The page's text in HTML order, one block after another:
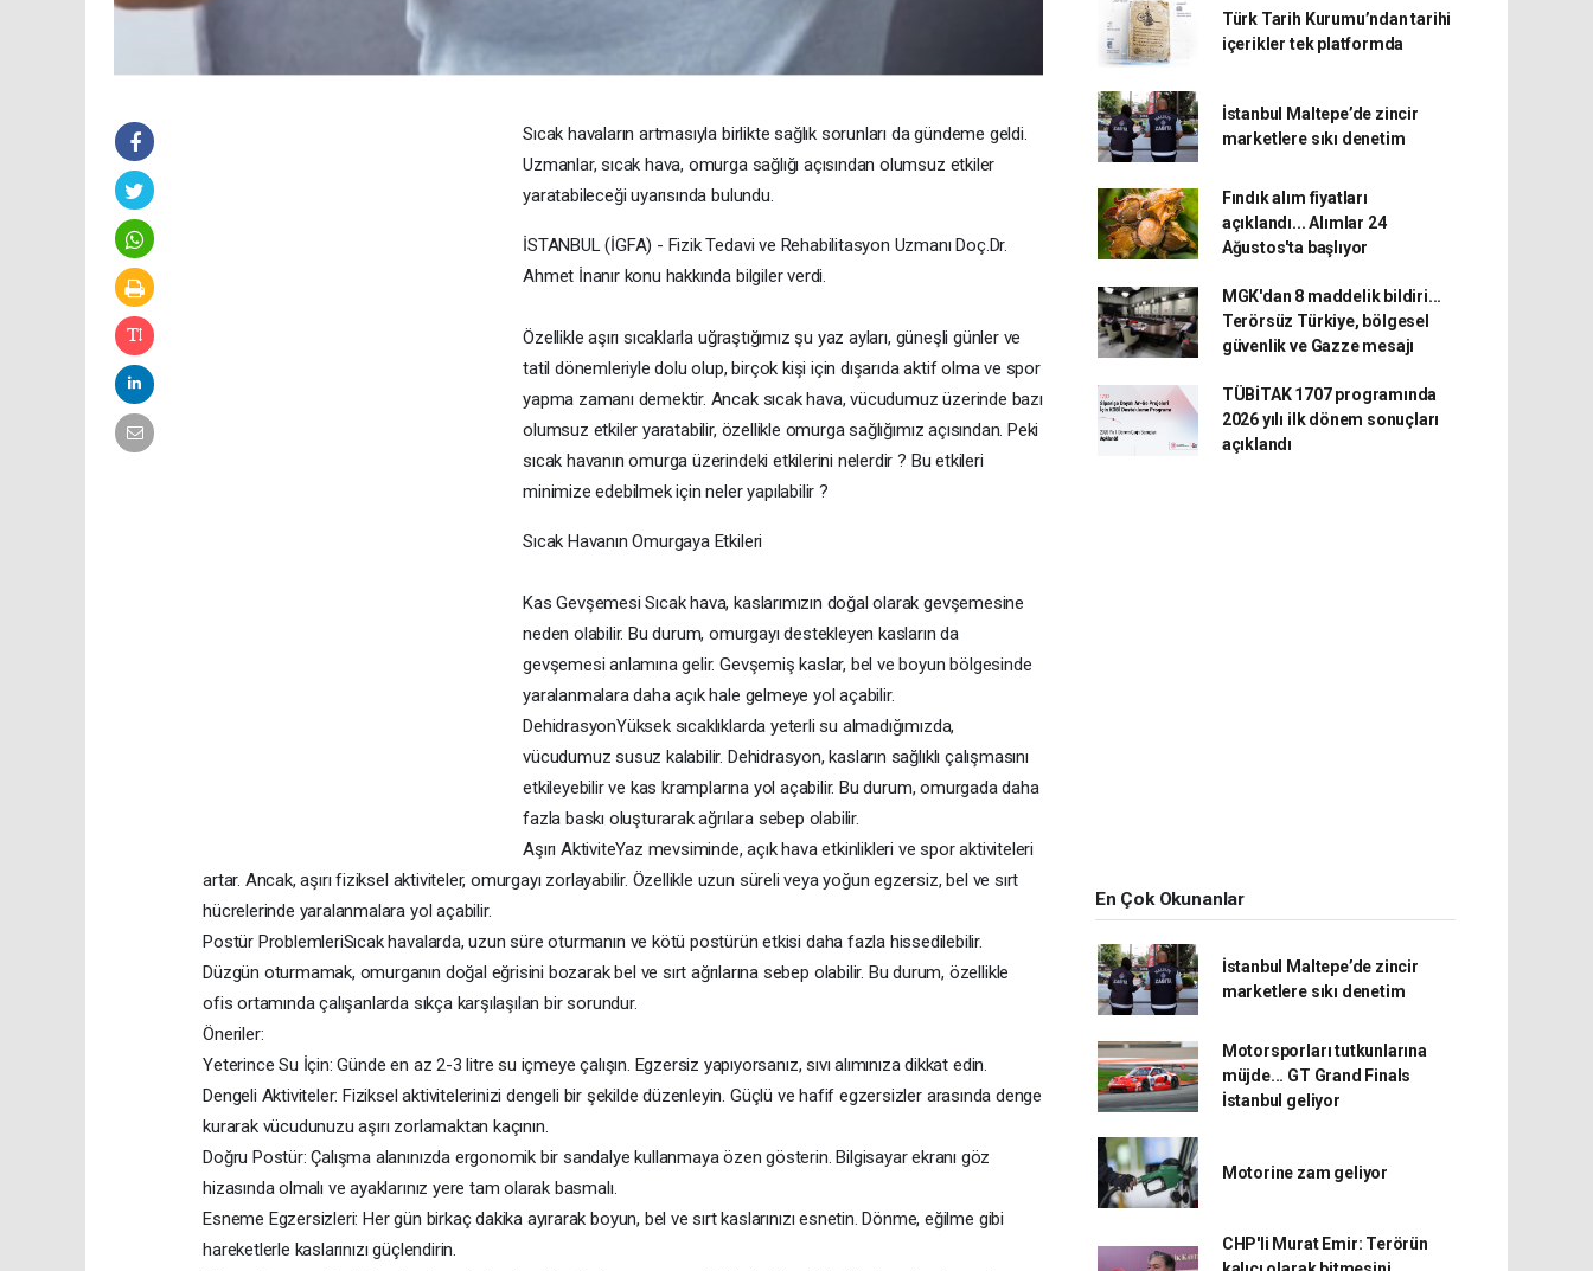
Sıcak havaların artmasıyla birlikte sağlık sorunları da gündeme geldi.
Uzmanlar, sıcak hava, omurga sağlığı açısından olumsuz etkiler
yaratabileceği uyarısında bulundu.
İSTANBUL (İGFA) - Fizik Tedavi ve Rehabilitasyon Uzmanı Doç.Dr.
Ahmet İnanır konu hakkında bilgiler verdi.
Özellikle aşırı sıcaklarla uğraştığımız şu yaz ayları, güneşli günler ve
tatil dönemleriyle dolu olup, birçok kişi için dışarıda aktif olma ve spor
yapma zamanı demektir. Ancak sıcak hava, vücudumuz üzerinde bazı
olumsuz etkiler yaratabilir, özellikle omurga sağlığımız açısından. Peki
sıcak havanın omurga üzerindeki etkilerini nelerdir ? Bu etkileri
minimize edebilmek için neler yapılabilir ?
Sıcak Havanın Omurgaya Etkileri
Kas Gevşemesi Sıcak hava, kaslarımızın doğal olarak gevşemesine
neden olabilir. Bu durum, omurgayı destekleyen kasların da
gevşemesi anlamına gelir. Gevşemiş kaslar, bel ve boyun bölgesinde
yaralanmalara daha açık hale gelmeye yol açabilir.
DehidrasyonYüksek sıcaklıklarda yeterli su almadığımızda,
vücudumuz susuz kalabilir. Dehidrasyon, kasların sağlıklı çalışmasını
etkileyebilir ve kas kramplarına yol açabilir. Bu durum, omurgada daha
fazla baskı oluşturarak ağrılara sebep olabilir.
Aşırı AktiviteYaz mevsiminde, açık hava etkinlikleri ve spor aktiviteleri
artar. Ancak, aşırı fiziksel aktiviteler, omurgayı zorlayabilir. Özellikle uzun süreli veya yoğun egzersiz, bel ve sırt
hücrelerinde yaralanmalara yol açabilir.
Postür ProblemleriSıcak havalarda, uzun süre oturmanın ve kötü postürün etkisi daha fazla hissedilebilir.
Düzgün oturmamak, omurganın doğal eğrisini bozarak bel ve sırt ağrılarına sebep olabilir. Bu durum, özellikle
ofis ortamında çalışanlarda sıkça karşılaşılan bir sorundur.
Öneriler:
Yeterince Su İçin: Günde en az 2-3 litre su içmeye çalışın. Egzersiz yapıyorsanız, sıvı alımınıza dikkat edin.
Dengeli Aktiviteler: Fiziksel aktivitelerinizi dengeli bir şekilde düzenleyin. Güçlü ve hafif egzersizler arasında denge
kurarak vücudunuzu aşırı zorlamaktan kaçının.
Doğru Postür: Çalışma alanınızda ergonomik bir sandalye kullanmaya özen gösterin. Bilgisayar ekranı göz
hizasında olmalı ve ayaklarınız yere tam olarak basmalı.
Esneme Egzersizleri: Her gün birkaç dakika ayırarak boyun, bel ve sırt kaslarınızı esnetin. Dönme, eğilme gibi
hareketlerle kaslarınızı güçlendirin.
Türk Tarih Kurumu’ndan tarihi
içerikler tek platformda
İstanbul Maltepe’de zincir
marketlere sıkı denetim
Fındık alım fiyatları
açıklandı... Alımlar 24
Ağustos'ta başlıyor
MGK'dan 8 maddelik bildiri...
Terörsüz Türkiye, bölgesel
güvenlik ve Gazze mesajı
TÜBİTAK 1707 programında
2026 yılı ilk dönem sonuçları
açıklandı
En Çok Okunanlar
İstanbul Maltepe’de zincir
marketlere sıkı denetim
Motorsporları tutkunlarına
müjde... GT Grand Finals
İstanbul geliyor
Motorine zam geliyor
CHP'li Murat Emir: Terörün